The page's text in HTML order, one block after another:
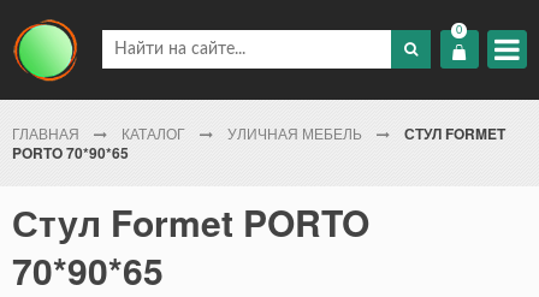
0
ГЛАВНАЯ КАТАЛОГ УЛИЧНАЯ МЕБЕЛЬ
СТУЛ FORMET
PORTO 70*90*65
Стул Formet PORTO
70*90*65